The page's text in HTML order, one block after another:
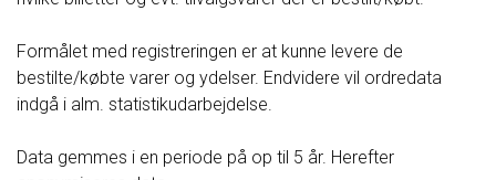
Formålet med registreringen er at kunne levere de
bestilte/købte varer og ydelser. Endvidere vil ordredata
indgå i alm. statistikudarbejdelse.
Data gemmes i en periode på op til 5 år. Herefter